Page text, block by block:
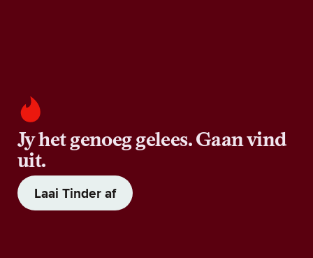
Jy het genoeg gelees. Gaan vind
uit.
Laai Tinder af